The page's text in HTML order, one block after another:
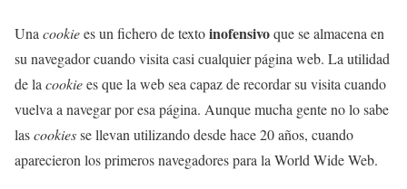
Una cookiees un fichero de textoinofensivoque se almacena en
su navegador cuando visita casi cualquier página web. La utilidad
de la cookiees que la web sea capaz de recordar su visita cuando
vuelva a navegar por esa página. Aunque mucha gente no lo sabe
lascookiesse llevan utilizando desde hace 20 años, cuando
aparecieron los primeros navegadores para la World Wide Web.